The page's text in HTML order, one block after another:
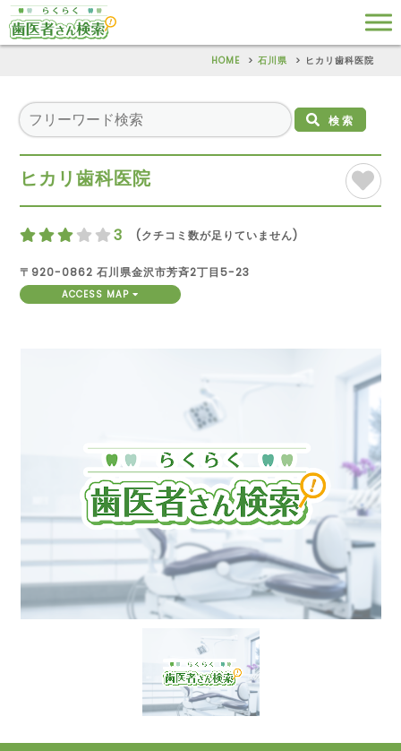
HOME 石川県 ヒカリ歯科医院
検索
ヒカリ歯科医院
3 (クチコミ数が足りていません)
〒920-0862 石川県金沢市芳斉2丁目5-23
ACCESS MAP